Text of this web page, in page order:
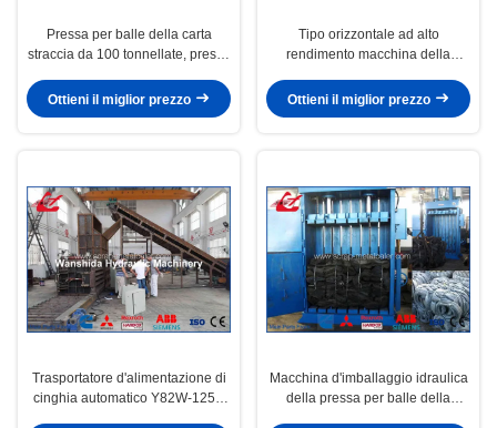
Pressa per balle della carta
straccia da 100 tonnellate, pressa
agricoltura della balla 350-500kg
Ottieni il miglior prezzo
Tipo orizzontale ad alto
rendimento macchina della
straccia con il motore di Siemens
Ottieni il miglior prezzo
Trasportatore d'alimentazione di
cinghia automatico Y82W-125A
Macchina d'imballaggio idraulica
della pressa per balle della